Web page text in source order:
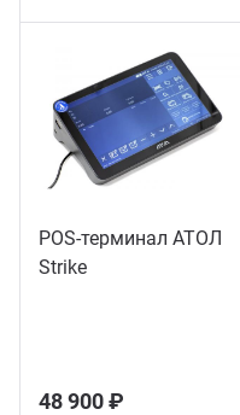
POS-терминал АТОЛ
Strike
48 900 ₽